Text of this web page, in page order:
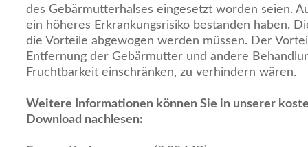
des Gebärmutterhalses eingesetzt worden seien.
ein höheres Erkrankungsrisiko bestanden haben.
die Vorteile abgewogen werden müssen. Der
Entfernung der Gebärmutter und andere
Fruchtbarkeit einschränken, zu verhindern wären.
Weitere Informationen können Sie in unserer
Download nachlesen: